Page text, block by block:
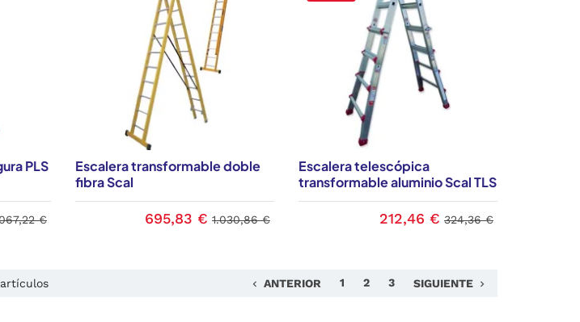
PLS
€
Escalera transformable doble
fibra Scal
695,83 € 1.030,86 €
Escalera telescópica
transformable aluminio Scal TLS
212,46 € 324,36 €
keyboard_arrow_left ANTERIOR Anterior
1 2 3 SIGUIENTE keyboard_arrow_right